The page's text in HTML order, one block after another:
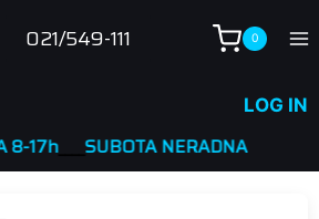
021/549-111 0
LOG IN
____SUBOTA NERADNA